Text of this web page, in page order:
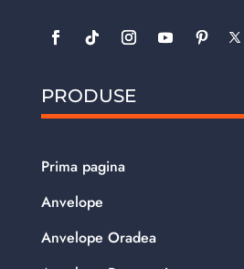
PRODUSE
Prima pagina
Anvelope
Anvelope Oradea